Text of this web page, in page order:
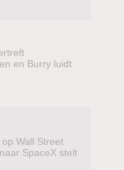
en Burry luidt
Wall Street
SpaceX stelt